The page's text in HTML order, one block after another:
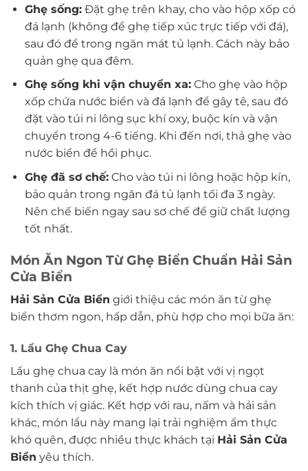
Ghẹ sống:Đặt ghẹ trên khay, cho vào hộp xốp có
đá lạnh (không để ghẹ tiếp xúc trực tiếp với đá),
sau đó để trong ngăn mát tủ lạnh. Cách này bảo
quản ghẹ qua đêm.
Ghẹ sống khi vận chuyển xa:Cho ghẹ vào hộp
xốp chứa nước biển và đá lạnh để gây tê, sau đó
đặt vào túi ni lông sục khí oxy, buộc kín và vận
chuyển trong 4-6 tiếng. Khi đến nơi, thả ghẹ vào
nước biển để hồi phục.
Ghẹ đã sơ chế:Cho vào túi ni lông hoặc hộp kín,
bảo quản trong ngăn đá tủ lạnh tối đa 3 ngày.
Nên chế biến ngay sau sơ chế để giữ chất lượng
tốt nhất.
Món Ăn Ngon Từ Ghẹ Biển Chuẩn Hải Sản
Cửa Biển
Hải Sản Cửa Biển giới thiệu các món ăn từ ghẹ
biển thơm ngon, hấp dẫn, phù hợp cho mọi bữa ăn:
1. Lẩu Ghẹ Chua Cay
Lẩu ghẹ chua cay là món ăn nổi bật với vị ngọt
thanh của thịt ghẹ, kết hợp nước dùng chua cay
kích thích vị giác. Kết hợp với rau, nấm và hải sản
khác, món lẩu này mang lại trải nghiệm ẩm thực
khó quên, được nhiều thực khách tại Hải Sản Cửa
Biển yêu thích.